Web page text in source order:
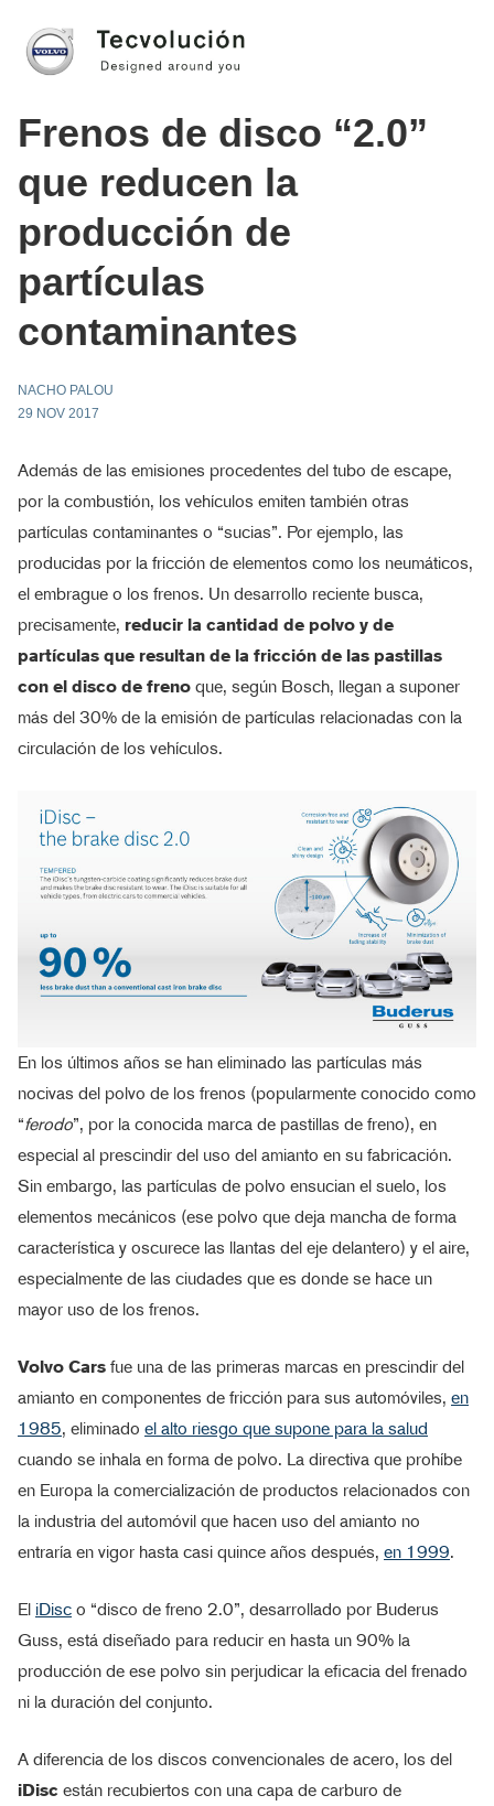
Frenos de disco “2.0”
que reducen la
producción de
partículas
contaminantes
NACHO PALOU
29 NOV 2017
Además de las emisiones procedentes del tubo de escape,
por la combustión, los vehículos emiten también otras
partículas contaminantes o “sucias”. Por ejemplo, las
producidas por la fricción de elementos como los neumáticos,
el embrague o los frenos. Un desarrollo reciente busca,
precisamente, reducir la cantidad de polvo y de
partículas que resultan de la fricción de las pastillas
con el disco de freno que, según Bosch, llegan a suponer
más del 30% de la emisión de partículas relacionadas con la
circulación de los vehículos.
En los últimos años se han eliminado las partículas más
nocivas del polvo de los frenos (popularmente conocido como
“ferodo”, por la conocida marca de pastillas de freno), en
especial al prescindir del uso del amianto en su fabricación.
Sin embargo, las partículas de polvo ensucian el suelo, los
elementos mecánicos (ese polvo que deja mancha de forma
característica y oscurece las llantas del eje delantero) y el aire,
especialmente de las ciudades que es donde se hace un
mayor uso de los frenos.
Volvo Cars fue una de las primeras marcas en prescindir del
amianto en componentes de fricción para sus automóviles, en
1985, eliminado el alto riesgo que supone para la salud
cuando se inhala en forma de polvo. La directiva que prohíbe
en Europa la comercialización de productos relacionados con
la industria del automóvil que hacen uso del amianto no
entraría en vigor hasta casi quince años después, en 1999.
El iDisc o “disco de freno 2.0”, desarrollado por Buderus
Guss, está diseñado para reducir en hasta un 90% la
producción de ese polvo sin perjudicar la eficacia del frenado
ni la duración del conjunto.
A diferencia de los discos convencionales de acero, los del
iDisc están recubiertos con una capa de carburo de